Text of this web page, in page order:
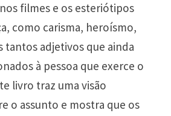
filmes e os esteriótipos
como carisma, heroísmo,
tantos adjetivos que ainda
à pessoa que exerce o
livro traz uma visão
o assunto e mostra que os